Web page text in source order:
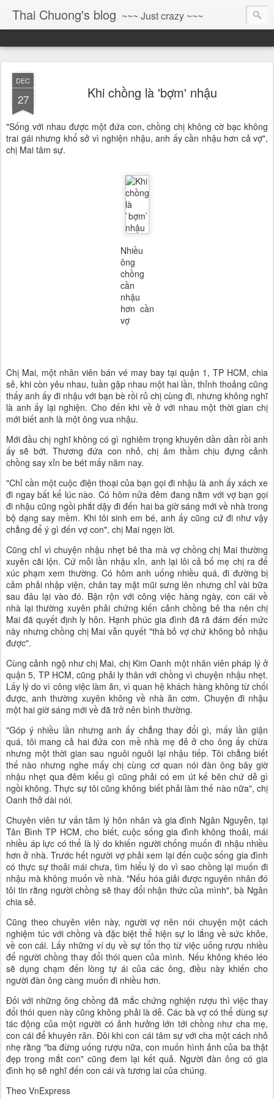
Thai Chuong's blog ~~~ Just crazy ~~~
DEC
27 Khi chồng là 'bợm' nhậu
"Sống với nhau được một đứa con, chồng chị không cờ bạc không
trai gái nhưng khổ sở vì nghiện nhậu, anh ấy cần nhậu hơn cả vợ",
chị Mai tâm sự.
Nhiều
ông
chồng
cần
nhậu
hơn cần
vợ
Chị Mai, một nhân viên bán vé may bay tại quận 1, TP HCM, chia
sẻ, khi còn yêu nhau, tuần gặp nhau một hai lần, thỉnh thoảng cũng
thấy anh ấy đi nhậu với bạn bè rồi rủ chị cùng đi, nhưng không nghĩ
là anh ấy lại nghiện. Cho đến khi về ở với nhau một thời gian chị
mới biết anh là một ông vua nhậu.
Mới đầu chị nghĩ không có gì nghiêm trọng khuyên dần dần rồi anh
ấy sẽ bớt. Thương đứa con nhỏ, chị âm thầm chịu đựng cảnh
chồng say xỉn be bét mấy năm nay.
"Chỉ cần một cuộc điện thoại của bạn gọi đi nhậu là anh ấy xách xe
đi ngay bất kể lúc nào. Có hôm nửa đêm đang nằm với vợ bạn gọi
đi nhậu cũng ngồi phắt dậy đi đến hai ba giờ sáng mới về nhà trong
bộ dạng say mềm. Khi tôi sinh em bé, anh ấy cũng cứ đi như vậy
chẳng để ý gì đến vợ con", chị Mai ngẹn lời.
Cũng chỉ vì chuyện nhậu nhẹt bê tha mà vợ chồng chị Mai thường
xuyên cãi lộn. Cứ mỗi lần nhậu xỉn, anh lại lôi cả bố mẹ chị ra để
xúc phạm xem thường. Có hôm anh uống nhiều quá, đi đường bị
cảm phải nhập viện, chân tay mặt mũi sưng lên nhưng chỉ vài bữa
sau đâu lại vào đó. Bận rộn với công việc hàng ngày, con cái về
nhà lại thường xuyên phải chứng kiến cảnh chồng bê tha nên chị
Mai đã quyết định ly hôn. Hạnh phúc gia đình đã rã đám đến mức
này nhưng chồng chị Mai vẫn quyết "thà bỏ vợ chứ không bỏ nhậu
được".
Cùng cảnh ngộ như chị Mai, chị Kim Oanh một nhân viên pháp lý ở
quận 5, TP HCM, cũng phải ly thân với chồng vì chuyện nhậu nhẹt.
Lấy lý do vì công việc làm ăn, vì quan hệ khách hàng không từ chối
được, anh thường xuyên không về nhà ăn cơm. Chuyện đi nhậu
một hai giờ sáng mới về đã trở nên bình thường.
"Góp ý nhiều lần nhưng anh ấy chẳng thay đổi gì, mấy lần giận
quá, tôi mang cả hai đứa con mề nhà mẹ đẻ ở cho ông ấy chừa
nhưng một thời gian sau nguôi nguôi lại nhậu tiếp. Tôi chẳng biết
thế nào nhưng nghe mấy chị cùng cơ quan nói đàn ông bây giờ
nhậu nhẹt qua đêm kiểu gì cũng phải có em út kế bên chứ dễ gì
ngồi không. Thực sự tôi cũng không biết phải làm thế nào nữa", chị
Oanh thở dài nói.
Chuyên viên tư vấn tâm lý hôn nhân và gia đình Ngân Nguyễn, tại
Tân Bình TP HCM, cho biết, cuộc sống gia đình không thoải, mái
nhiều áp lực có thể là lý do khiến người chống muốn đi nhậu nhiều
hơn ở nhà. Trước hết người vợ phải xem lại đến cuộc sống gia đình
có thực sự thoải mái chưa, tìm hiểu lý do vì sao chồng lại muốn đi
nhậu mà không muốn về nhà. "Nếu hóa giải được nguyên nhân đó
tôi tin rằng người chồng sẽ thay đổi nhận thức của mình", bà Ngân
chia sẻ.
Cũng theo chuyên viên này, người vợ nên nói chuyện một cách
nghiệm túc với chồng và đặc biệt thể hiện sự lo lắng về sức khỏe,
về con cái. Lấy những ví dụ về sự tổn thọ từ việc uống rượu nhiều
để người chồng thay đổi thói quen của mình. Nếu không khéo léo
sẽ dụng chạm đến lòng tự ái của các ông, điều này khiến cho
người đàn ông càng muốn đi nhiều hơn.
Đối với những ông chồng đã mắc chứng nghiện rượu thì việc thay
đổi thói quen này cũng không phải là dễ. Các bà vợ có thể dùng sự
tác động của một người có ảnh hưởng lớn tới chồng như cha mẹ,
con cái để khuyên răn. Đôi khi con cái tâm sự với cha một cách nhỏ
nhẹ rằng "ba đừng uống rượu nữa, con muốn hình ảnh của ba thật
đẹp trong mắt con" cũng đem lại kết quả. Người đàn ông có gia
đình họ sẽ nghĩ đến con cái và tương lai của chúng.
Theo VnExpress